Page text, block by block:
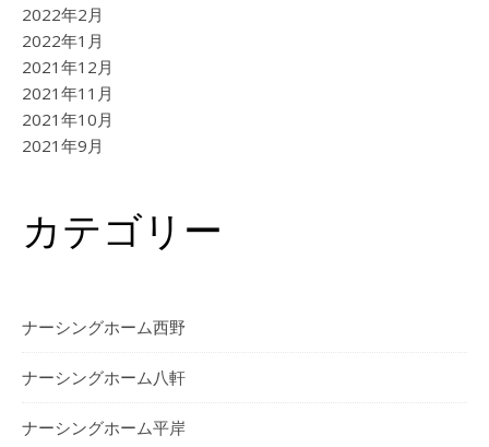
2022年2月
2022年1月
2021年12月
2021年11月
2021年10月
2021年9月
カテゴリー
ナーシングホーム西野
ナーシングホーム⼋軒
ナーシングホーム平岸